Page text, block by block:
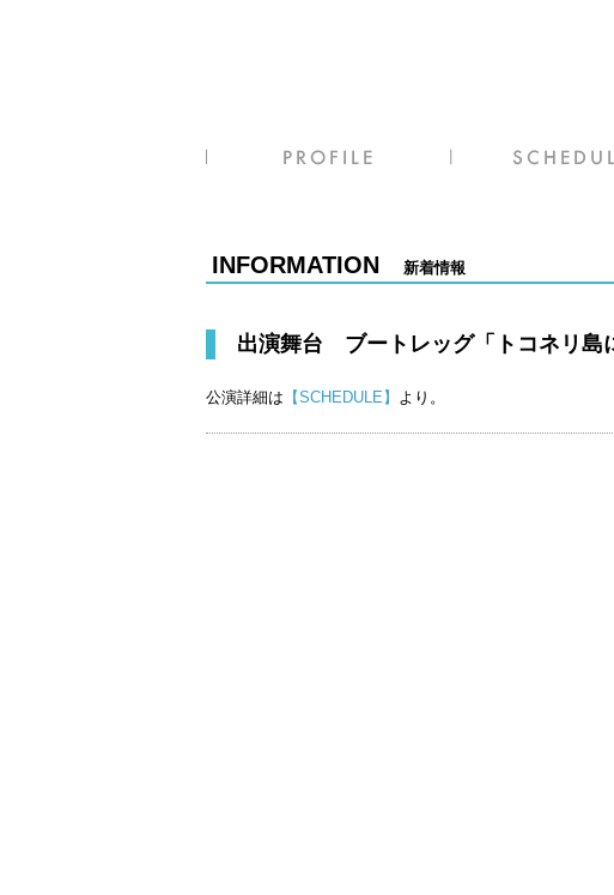
INFORMATION 新着情報
出演舞台 ブートレッグ「トコネリ島
公演詳細は 【SCHEDULE】 より。